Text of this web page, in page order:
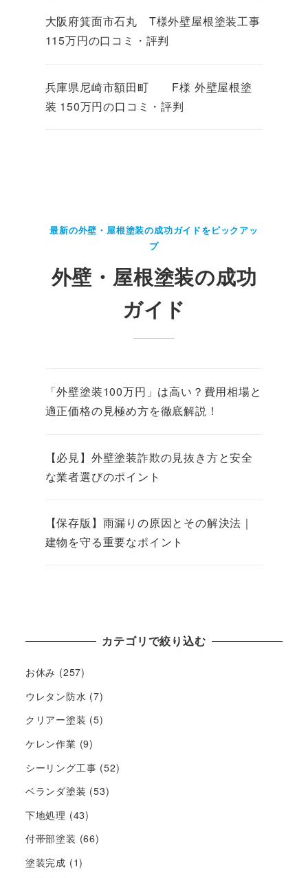
大阪府箕面市石丸 T様外壁屋根塗装工事
115万円の口コミ・評判
兵庫県尼崎市額田町 F様 外壁屋根塗
装 150万円の口コミ・評判
最新の外壁・屋根塗装の成功ガイドをピックアッ
プ
外壁・屋根塗装の成功
ガイド
「外壁塗装100万円」は高い？費用相場と
適正価格の見極め方を徹底解説！
【必見】外壁塗装詐欺の見抜き方と安全
な業者選びのポイント
【保存版】雨漏りの原因とその解決法｜
建物を守る重要なポイント
カテゴリで絞り込む
お休み (257)
ウレタン防水 (7)
クリアー塗装 (5)
ケレン作業 (9)
シーリング工事 (52)
ベランダ塗装 (53)
下地処理 (43)
付帯部塗装 (66)
塗装完成 (1)